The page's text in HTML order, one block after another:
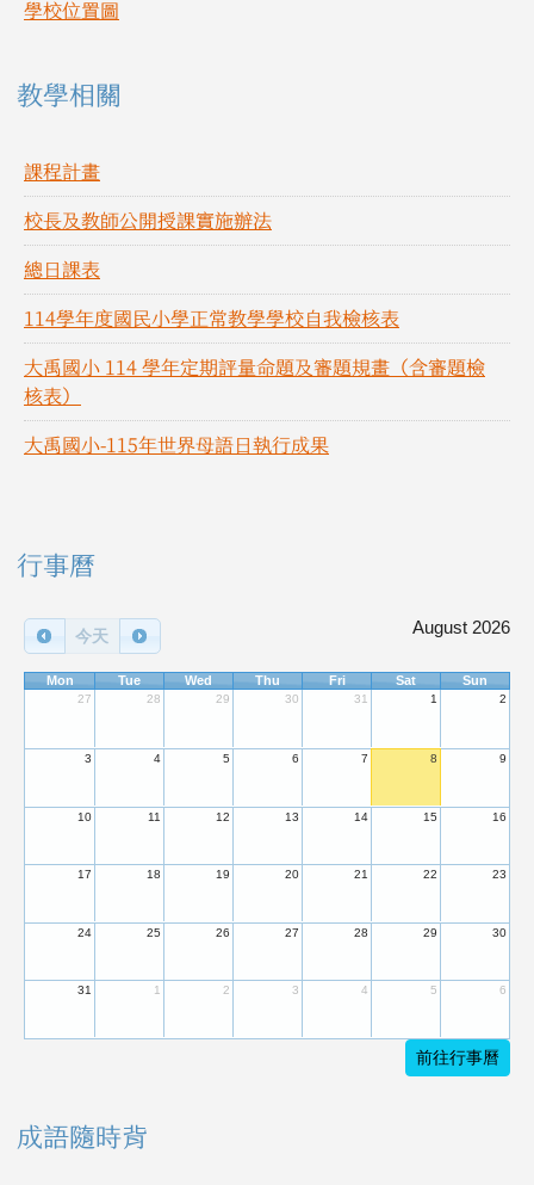
學校位置圖
教學相關
課程計畫
校長及教師公開授課實施辦法
總日課表
114學年度國民小學正常教學學校自我檢核表
大禹國小 114 學年定期評量命題及審題規畫（含審題檢
核表）
大禹國小-115年世界母語日執行成果
右邊區域內容
行事曆
今天 August 2026
Mon Tue Wed Thu Fri Sat Sun
27 28 29 30 31 1 2
3 4 5 6 7 8 9
10 11 12 13 14 15 16
17 18 19 20 21 22 23
24 25 26 27 28 29 30
31 1 2 3 4 5 6
前往行事曆
成語隨時背